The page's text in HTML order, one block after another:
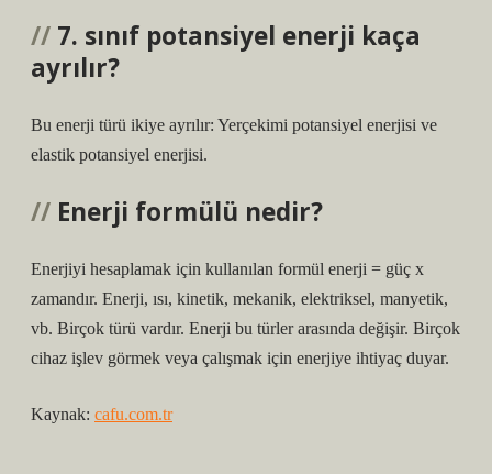
7. sınıf potansiyel enerji kaça
ayrılır?
Bu enerji türü ikiye ayrılır: Yerçekimi potansiyel enerjisi ve
elastik potansiyel enerjisi.
Enerji formülü nedir?
Enerjiyi hesaplamak için kullanılan formül enerji = güç x
zamandır. Enerji, ısı, kinetik, mekanik, elektriksel, manyetik,
vb. Birçok türü vardır. Enerji bu türler arasında değişir. Birçok
cihaz işlev görmek veya çalışmak için enerjiye ihtiyaç duyar.
Kaynak: cafu.com.tr